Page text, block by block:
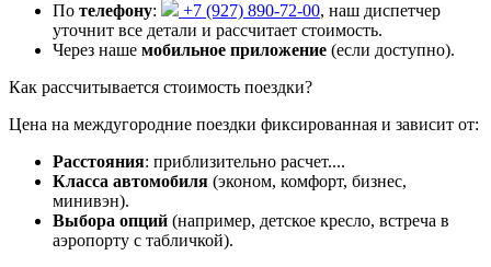
По телефону: +7 (927) 890-72-00, наш диспетчер
уточнит все детали и рассчитает стоимость.
Через наше мобильное приложение (если доступно).
Как рассчитывается стоимость поездки?
Цена на междугородние поездки фиксированная и зависит от:
Расстояния: приблизительно расчет....
Класса автомобиля (эконом, комфорт, бизнес,
минивэн).
Выбора опций (например, детское кресло, встреча в
аэропорту с табличкой).